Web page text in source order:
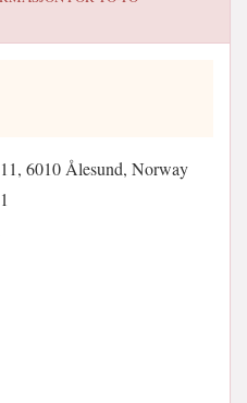
6010 Ålesund, Norway